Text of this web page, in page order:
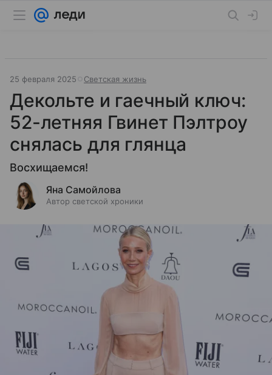
25 февраля 2025 Светская жизнь
Декольте и гаечный ключ:
52-летняя Гвинет Пэлтроу
снялась для глянца
Восхищаемся!
Яна Самойлова
Автор светской хроники